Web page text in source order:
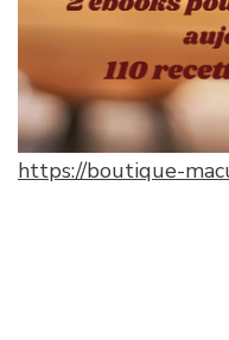
https://boutique-